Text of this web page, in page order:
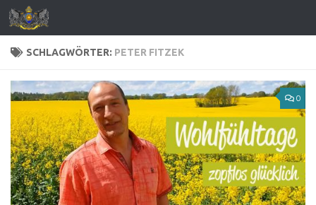
Zum Inhalt springen
SCHLAGWÖRTER: PETER FITZEK
0